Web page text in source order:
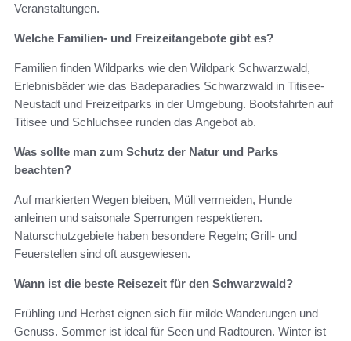
Veranstaltungen.
Welche Familien- und Freizeitangebote gibt es?
Familien finden Wildparks wie den Wildpark Schwarzwald,
Erlebnisbäder wie das Badeparadies Schwarzwald in Titisee-
Neustadt und Freizeitparks in der Umgebung. Bootsfahrten auf
Titisee und Schluchsee runden das Angebot ab.
Was sollte man zum Schutz der Natur und Parks
beachten?
Auf markierten Wegen bleiben, Müll vermeiden, Hunde
anleinen und saisonale Sperrungen respektieren.
Naturschutzgebiete haben besondere Regeln; Grill- und
Feuerstellen sind oft ausgewiesen.
Wann ist die beste Reisezeit für den Schwarzwald?
Frühling und Herbst eignen sich für milde Wanderungen und
Genuss. Sommer ist ideal für Seen und Radtouren. Winter ist